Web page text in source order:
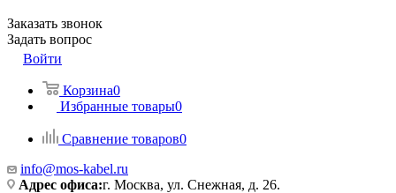
Заказать звонок
Задать вопрос
Войти
Корзина0
Избранные товары0
Сравнение товаров0
info@mos-kabel.ru
Адрес офиса:г. Москва, ул. Снежная, д. 26.